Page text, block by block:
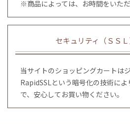
※商品によっては、お時間をいた
セキュリティ（ＳＳ
当サイトのショッピングカートは
RapidSSLという暗号化の技術に
で、安心してお買い物ください。